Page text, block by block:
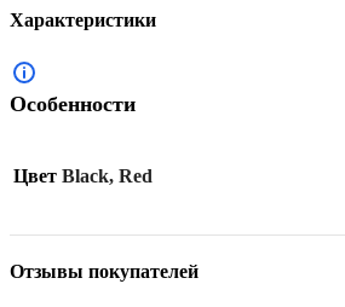
Характеристики
Особенности
Цвет Black, Red
Отзывы покупателей